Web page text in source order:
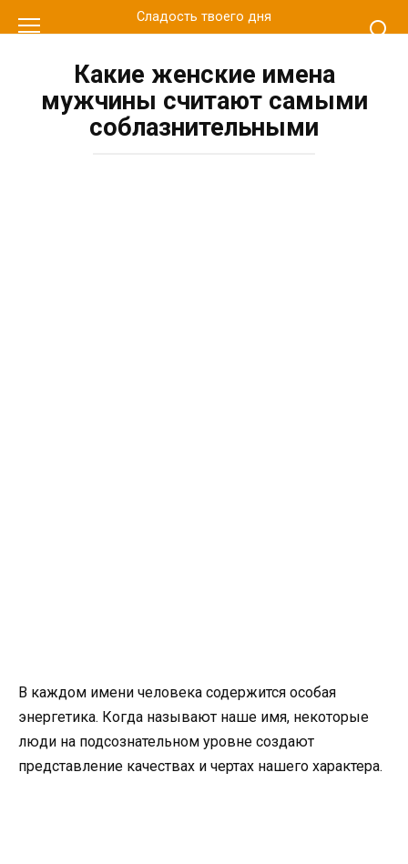
к
Сладость твоего дня
Какие женские имена
мужчины считают самыми
соблазнительными
В каждом имени человека содержится особая
энергетика. Когда называют наше имя, некоторые
люди на подсознательном уровне создают
представление качествах и чертах нашего характера.